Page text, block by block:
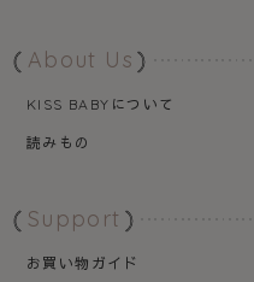
About Us
KISS BABY について
読みもの
Support
お買い物ガイド